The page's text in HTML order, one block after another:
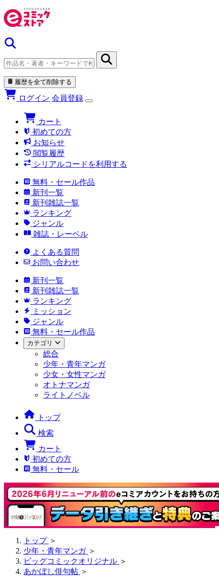
履歴を全て削除する
ログイン 会員登録
カート
初めての方
お知らせ
閲覧履歴
シリアルコードを利用する
無料・セール作品
新刊一覧
新刊雑誌一覧
ランキング
ジャンル
雑誌・レーベル
よくある質問
お問い合わせ
新刊一覧
新刊雑誌一覧
ランキング
ミッション
ジャンル
無料・セール作品
カテゴリ
総合
少年・青年マンガ
少女・女性マンガ
オトナマンガ
ライトノベル
トップ
検索
カート
初めての方
無料・セール
トップ ＞
少年・青年マンガ ＞
ビッグコミックオリジナル ＞
あかぼし俳句帖 ＞